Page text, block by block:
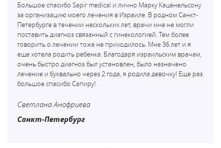
Большое спасибо Sapir medical и лично Марку Каценельсону
за организацию моего лечения в Израиле. В родном Санкт-
Петербурге в течении нескольких лет, врачи мне не могли
поставить диагноз связанный с гинекологией. Тем более
говорить о лечении тоже не приходилось. Мне 36 лет и я
еще хотела родить ребенка. Благодаря израильским врачам,
очень быстро диагноз был установлен, было назначено
лечение и буквально через 2 года, я родила девочку! Еще раз
большое спасибо Сапиру!
Светлана Анофриева
Санкт-Петербург